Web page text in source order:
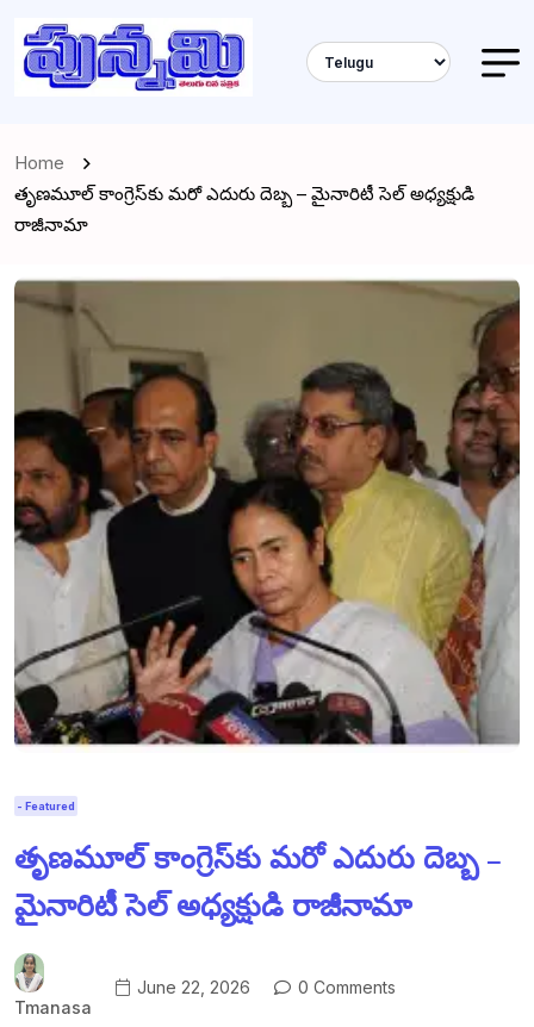
Home
తృణమూల్ కాంగ్రెస్‌కు మరో ఎదురు దెబ్బ – మైనారిటీ సెల్ అధ్యక్షుడి
రాజీనామా
- Featured
తృణమూల్ కాంగ్రెస్‌కు మరో ఎదురు దెబ్బ –
మైనారిటీ సెల్ అధ్యక్షుడి రాజీనామా
Tmanasa
June 22, 2026 0 Comments